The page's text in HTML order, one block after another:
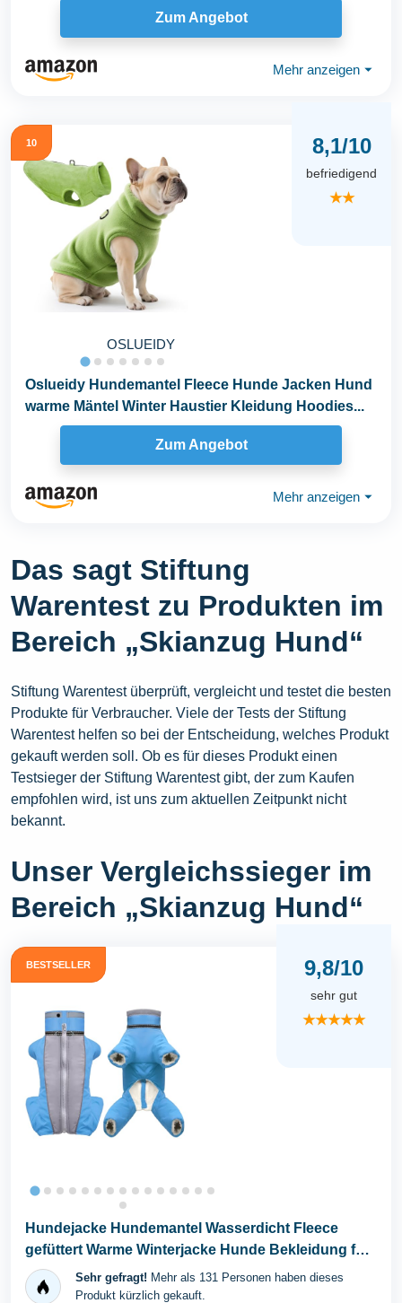
Zum Angebot
Mehr anzeigen ⏷
10
OSLUEIDY
8,1/10
befriedigend
★★
Oslueidy Hundemantel Fleece Hunde Jacken Hund
warme Mäntel Winter Haustier Kleidung Hoodies...
Zum Angebot
Mehr anzeigen ⏷
Das sagt Stiftung
Warentest zu Produkten im
Bereich „Skianzug Hund“
Stiftung Warentest überprüft, vergleicht und testet die besten
Produkte für Verbraucher. Viele der Tests der Stiftung
Warentest helfen so bei der Entscheidung, welches Produkt
gekauft werden soll. Ob es für dieses Produkt einen
Testsieger der Stiftung Warentest gibt, der zum Kaufen
empfohlen wird, ist uns zum aktuellen Zeitpunkt nicht
bekannt.
Unser Vergleichssieger im
Bereich „Skianzug Hund“
BESTSELLER 9,8/10
sehr gut
★★★★★
Hundejacke Hundemantel Wasserdicht Fleece
gefüttert Warme Winterjacke Hunde Bekleidung für
Winter...Sehr gefragt! Mehr als 131 Personen haben dieses
Produkt kürzlich gekauft.